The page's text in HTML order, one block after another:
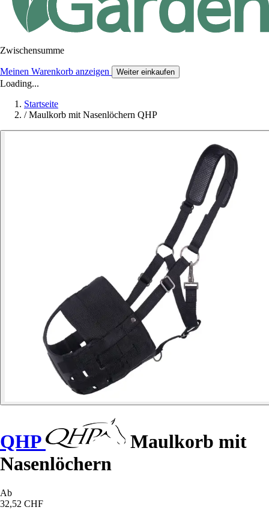
Zwischensumme
Meinen Warenkorb anzeigen Weiter einkaufen
Loading...
Startseite
/ Maulkorb mit Nasenlöchern QHP
QHP
Maulkorb mit
Nasenlöchern
Ab
32,52 CHF